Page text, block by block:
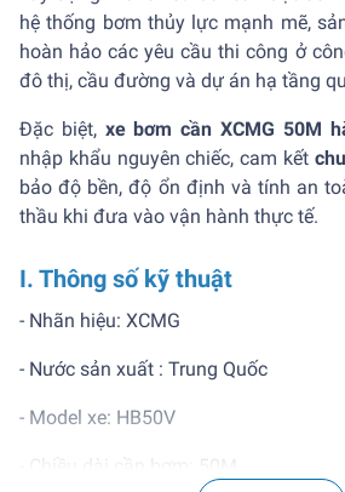
hệ thống bơm thủy lực mạnh mẽ,
hoàn hảo các yêu cầu thi công ở
đô thị, cầu đường và dự án hạ tầng
Đặc biệt, xe bơm cần XCMG 50M
nhập khẩu nguyên chiếc, cam kết
bảo độ bền, độ ổn định và tính an
thầu khi đưa vào vận hành thực tế.
I. Thông số kỹ thuật
- Nhãn hiệu: XCMG
- Nước sản xuất : Trung Quốc
- Model xe: HB50V
- Chiều dài cần bơm: 50M